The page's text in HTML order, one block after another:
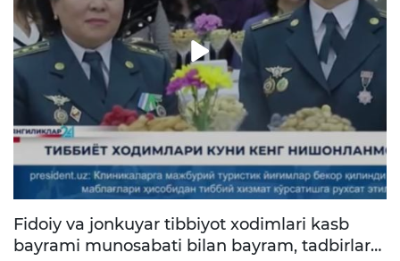
Fidoiy va jonkuyar tibbiyot xodimlari kasb
bayrami munosabati bilan bayram, tadbirlar